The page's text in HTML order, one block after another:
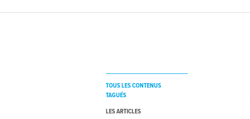
TOUS LES CONTENUS
TAGUÉS
LES ARTICLES